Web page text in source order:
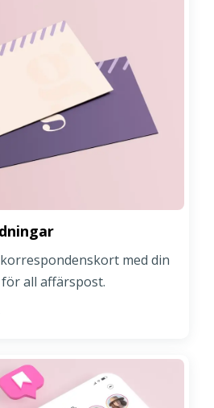
med din
all affärspost.